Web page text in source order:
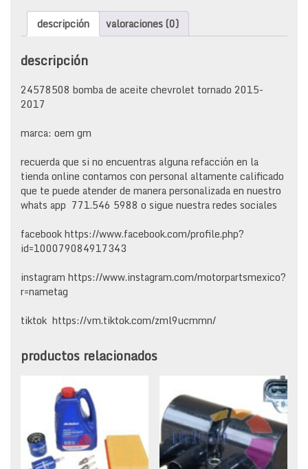
descripción valoraciones (0)
descripción
24578508 bomba de aceite chevrolet tornado 2015-
2017
marca: oem gm
recuerda que si no encuentras alguna refacción en la
tienda online contamos con personal altamente calificado
que te puede atender de manera personalizada en nuestro
whats app 771.546 5988 o sigue nuestra redes sociales
facebook https://www.facebook.com/profile.php?
id=100079084917343
instagram https://www.instagram.com/motorpartsmexico?
r=nametag
tiktok https://vm.tiktok.com/zml9ucmmn/
productos relacionados